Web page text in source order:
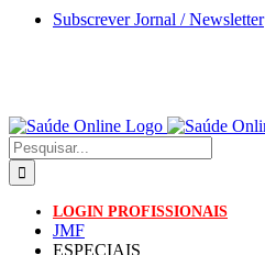
Skip
Subscrever Jornal / Newsletter
Pesquisar
LOGIN PROFISSIONAIS
JMF
ESPECIAIS